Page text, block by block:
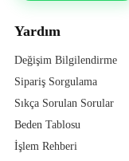
Yardım
Değişim Bilgilendirme
Sipariş Sorgulama
Sıkça Sorulan Sorular
Beden Tablosu
İşlem Rehberi